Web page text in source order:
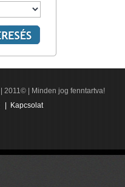
| 2011© | Minden jog fenntartva!
Kapcsolat